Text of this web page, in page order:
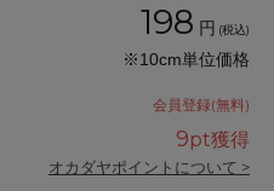
198 円 (税込)
※10cm単位価格
会員登録(無料)
9pt獲得
オカダヤポイントについて >